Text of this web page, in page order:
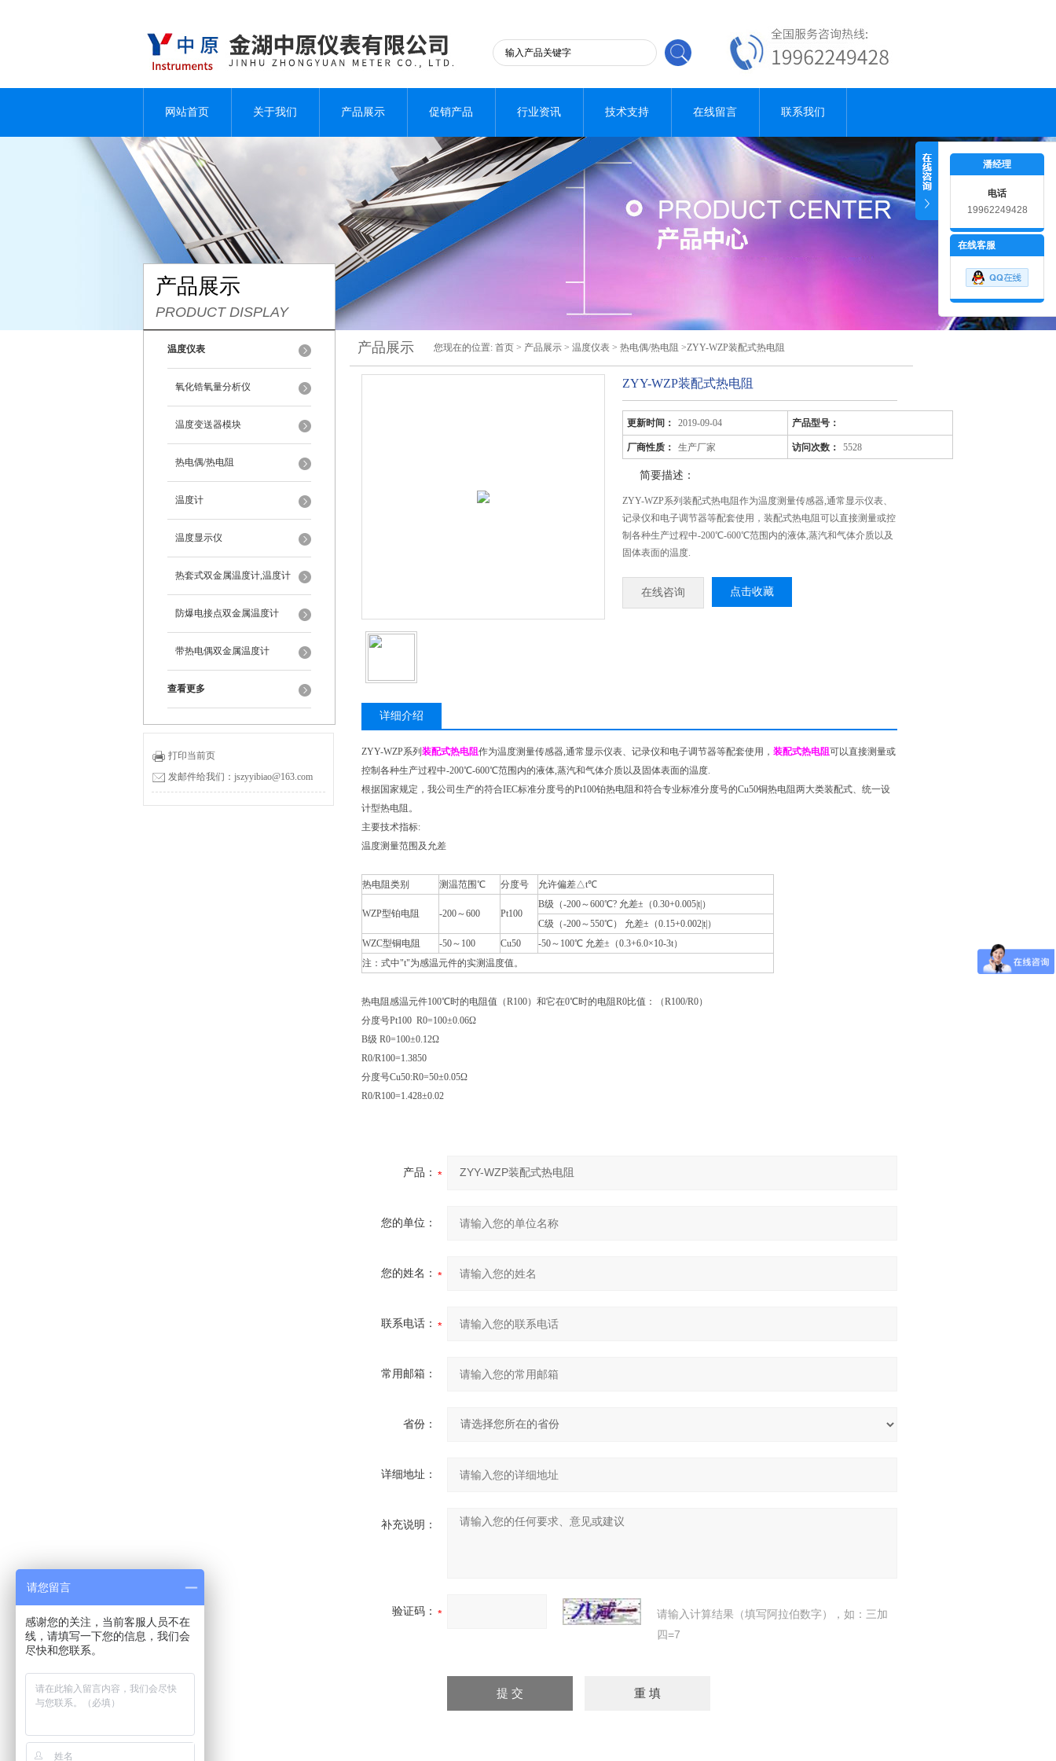
网站首页 关于我们 产品展示 促销产品 行业资讯 技术支持 在线留言 联系我们
产品展示
PRODUCT DISPLAY
温度仪表
氧化锆氧量分析仪
温度变送器模块
热电偶/热电阻
温度计
温度显示仪
热套式双金属温度计,温度计
防爆电接点双金属温度计
带热电偶双金属温度计
查看更多
打印当前页
发邮件给我们：jszyyibiao@163.com
产品展示 您现在的位置: 首页 > 产品展示 > 温度仪表 > 热电偶/热电阻 >ZYY-WZP装配式热电阻
ZYY-WZP装配式热电阻
更新时间： 2019-09-04 产品型号：
厂商性质： 生产厂家 访问次数： 5528
简要描述：
ZYY-WZP系列装配式热电阻作为温度测量传感器,通常显示仪表、
记录仪和电子调节器等配套使用，装配式热电阻可以直接测量或控
制各种生产过程中-200℃-600℃范围内的液体,蒸汽和气体介质以及
固体表面的温度.
在线咨询 点击收藏
详细介绍
ZYY-WZP系列 装配式热电阻作为温度测量传感器,通常显示仪表、记录仪和电子调节器等配套使用， 装配式热电阻可以直接测量或
控制各种生产过程中-200℃-600℃范围内的液体,蒸汽和气体介质以及固体表面的温度.
根据国家规定，我公司生产的符合IEC标准分度号的Pt100铂热电阻和符合专业标准分度号的Cu50铜热电阻两大类装配式、统一设
计型热电阻。
主要技术指标:
温度测量范围及允差
热电阻类别 测温范围℃ 分度号 允许偏差△t℃
WZP型铂电阻 -200～600 Pt100
B级（-200～600℃? 允差±（0.30+0.005|t|）
C级（-200～550℃） 允差±（0.15+0.002|t|）
WZC型铜电阻
-50～100 Cu50
-50～100℃ 允差±（0.3+6.0×10-3t）
注：式中"t"为感温元件的实测温度值。
热电阻感温元件100℃时的电阻值（R100）和它在0℃时的电阻R0比值：（R100/R0）
分度号Pt100 R0=100±0.06Ω
B级 R0=100±0.12Ω
R0/R100=1.3850
分度号Cu50:R0=50±0.05Ω
R0/R100=1.428±0.02
产品：
您的单位：
您的姓名：
联系电话：
常用邮箱：
省份：
详细地址：
补充说明：
验证码：
请输入计算结果（填写阿拉伯数字），如：三加
四=7
潘经理
电话
19962249428
在线客服
请您留言
感谢您的关注，当前客服人员不在
线，请填写一下您的信息，我们会
尽快和您联系。